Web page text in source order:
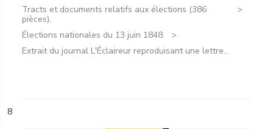
Tracts et documents relatifs aux élections (386
pièces).
Élections nationales du 13 juin 1848.
Extrait du journal L'Éclaireur reproduisant une lettre...
8